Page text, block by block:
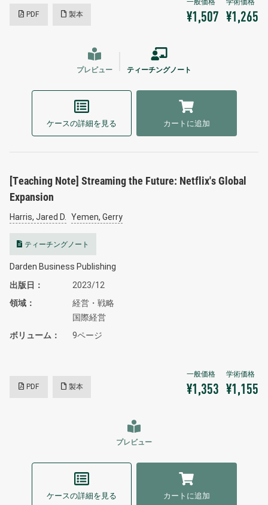
PDF 製本 ¥1,507 ¥1,265
プレビュー ティーチングノート
ケースの詳細を見る カートに追加
[Teaching Note] Streaming the Future: Netflix's Global
Expansion
Harris, Jared D. Yemen, Gerry
ティーチングノート
Darden Business Publishing
出版日
2023/12
領域
経営・戦略
国際経営
ボリューム
9ページ
PDF 製本 ¥1,353 ¥1,155
プレビュー
ケースの詳細を見る カートに追加